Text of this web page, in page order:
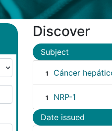
Discover
Subject
1 Cáncer
1 NRP-1
Date issued